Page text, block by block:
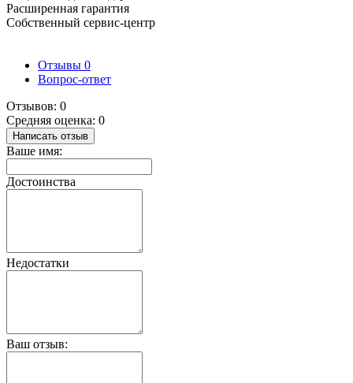
Расширенная гарантия
Собственный сервис-центр
Отзывы 0
Вопрос-ответ
Отзывов: 0
Средняя оценка: 0
Написать отзыв
Ваше имя:
Достоинства
Недостатки
Ваш отзыв: